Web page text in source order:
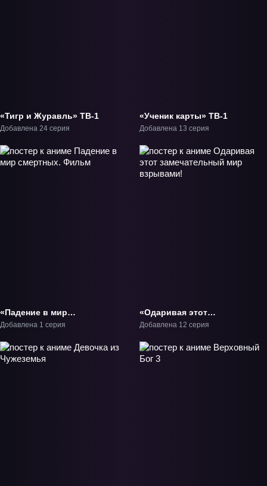
«Тигр и Журавль» ТВ-1
Добавлена 24 серия
«Ученик карты» ТВ-1
Добавлена 13 серия
«Падение в мир
смертных. Фильм»
Добавлена 1 серия
«Одаривая этот
замечательный мир
Добавлена 12 серия